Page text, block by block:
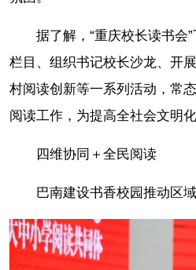
据了解，“重庆校长读书会
栏目、组织书记校长沙龙、开
村阅读创新等一系列活动，常
阅读工作，为提高全社会文明
四维协同＋全民阅读
巴南建设书香校园推动区